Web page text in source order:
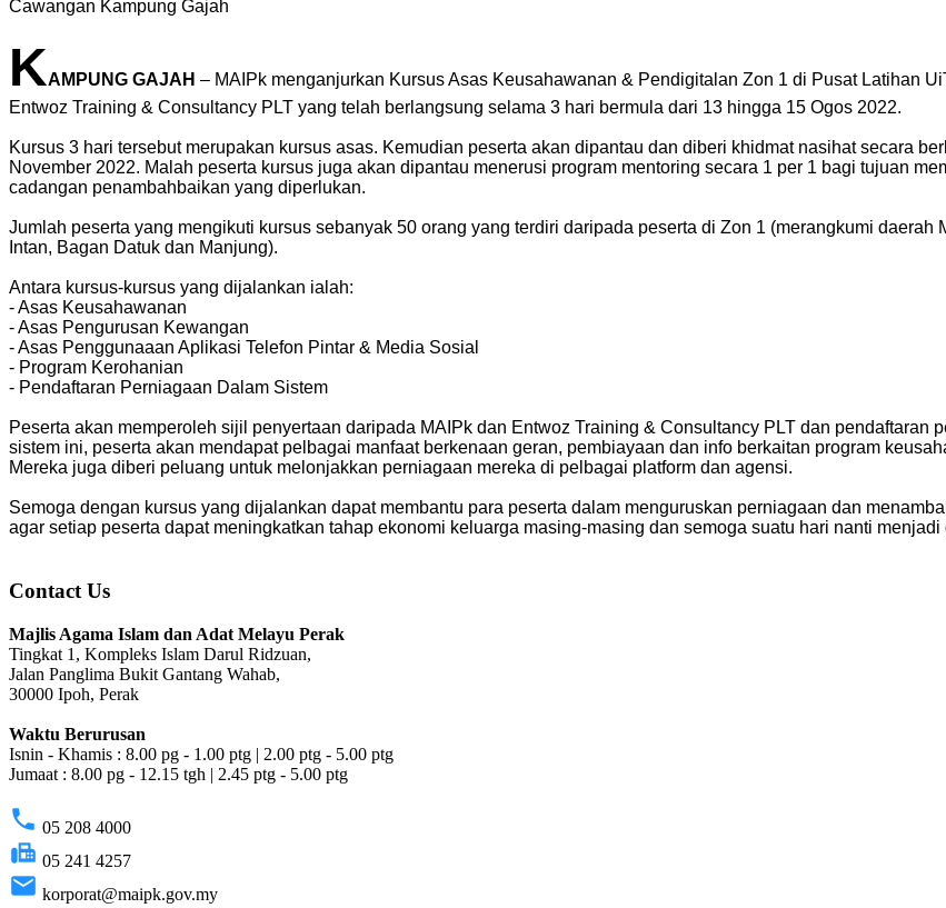
Cawangan Kampung Gajah
KAMPUNG GAJAH – MAIPk menganjurkan Kursus Asas Keusahawanan & Pendigitalan Zon 1 di Pusat Latihan
Entwoz Training & Consultancy PLT yang telah berlangsung selama 3 hari bermula dari 13 hingga 15 Ogos 2022.
Kursus 3 hari tersebut merupakan kursus asas. Kemudian peserta akan dipantau dan diberi khidmat nasihat secara
November 2022. Malah peserta kursus juga akan dipantau menerusi program mentoring secara 1 per 1 bagi tujuan
cadangan penambahbaikan yang diperlukan.
Jumlah peserta yang mengikuti kursus sebanyak 50 orang yang terdiri daripada peserta di Zon 1 (merangkumi daerah
Intan, Bagan Datuk dan Manjung).
Antara kursus-kursus yang dijalankan ialah:
- Asas Keusahawanan
- Asas Pengurusan Kewangan
- Asas Penggunaaan Aplikasi Telefon Pintar & Media Sosial
- Program Kerohanian
- Pendaftaran Perniagaan Dalam Sistem
Peserta akan memperoleh sijil penyertaan daripada MAIPk dan Entwoz Training & Consultancy PLT dan
sistem ini, peserta akan mendapat pelbagai manfaat berkenaan geran, pembiayaan dan info berkaitan program
Mereka juga diberi peluang untuk melonjakkan perniagaan mereka di pelbagai platform dan agensi.
Semoga dengan kursus yang dijalankan dapat membantu para peserta dalam menguruskan perniagaan dan
agar setiap peserta dapat meningkatkan tahap ekonomi keluarga masing-masing dan semoga suatu hari nanti
Contact Us
Majlis Agama Islam dan Adat Melayu Perak
Tingkat 1, Kompleks Islam Darul Ridzuan,
Jalan Panglima Bukit Gantang Wahab,
30000 Ipoh, Perak
Waktu Berurusan
Isnin - Khamis : 8.00 pg - 1.00 ptg | 2.00 ptg - 5.00 ptg
Jumaat : 8.00 pg - 12.15 tgh | 2.45 ptg - 5.00 ptg
phone 05 208 4000
fax 05 241 4257
email korporat@maipk.gov.my